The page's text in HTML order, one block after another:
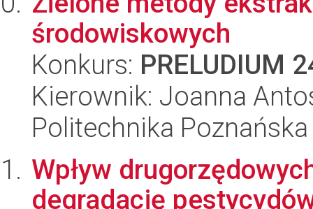
środowiskowych
Konkurs: PRELUDIUM
Kierownik: Joanna
Politechnika Poznańska
Wpływ
degradację